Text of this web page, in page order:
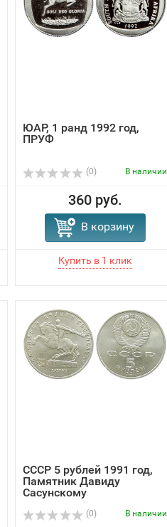
ЮАР, 1 ранд 1992 год,
ПРУФ
(0) В наличии
360 руб.
В корзину
СССР 5 рублей 1991 год,
Памятник Давиду
Сасунскому
(0) В наличии